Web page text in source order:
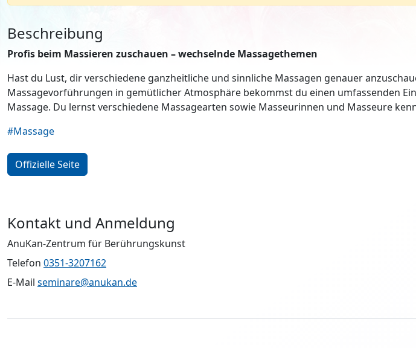
Beschreibung
Profis beim Massieren zuschauen – wechselnde Massagethemen
Hast du Lust, dir verschiedene ganzheitliche und sinnliche Massagen genauer
Massagevorführungen in gemütlicher Atmosphäre bekommst du einen umfassenden
Massage. Du lernst verschiedene Massagearten sowie Masseurinnen und Masseure
#Massage
Offizielle Seite
Kontakt und Anmeldung
AnuKan-Zentrum für Berührungskunst
Telefon 0351-3207162
E-Mail seminare@anukan.de